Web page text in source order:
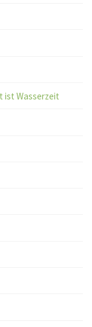
ist Wasserzeit